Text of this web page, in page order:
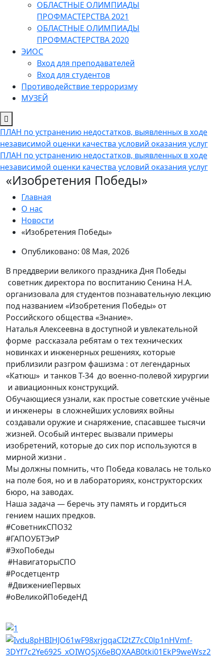
ОБЛАСТНЫЕ ОЛИМПИАДЫ
ПРОФМАСТЕРСТВА 2021
ОБЛАСТНЫЕ ОЛИМПИАДЫ
ПРОФМАСТЕРСТВА 2020
ЭИОС
Вход для преподавателей
Вход для студентов
Противодействие терроризму
МУЗЕЙ
ПЛАН по устранению недостатков, выявленных в ходе
независимой оценки качества условий оказания услуг
ПЛАН по устранению недостатков, выявленных в ходе
независимой оценки качества условий оказания услуг
«Изобретения Победы»
Главная
О нас
Новости
«Изобретения Победы»
Опубликовано: 08 Мая, 2026
В преддверии великого праздника Дня Победы
советник директора по воспитанию Сенина Н.А.
организовала для студентов познавательную лекцию
под названием «Изобретения Победы» от
Российского общества «Знание».
Наталья Алексеевна в доступной и увлекательной
форме рассказала ребятам о тех технических
новинках и инженерных решениях, которые
приблизили разгром фашизма : от легендарных
«Катюш» и танков Т-34 до военно-полевой хирургии
и авиационных конструкций.
Обучающиеся узнали, как простые советские учёные
и инженеры в сложнейших условиях войны
создавали оружие и снаряжение, спасавшее тысячи
жизней. Особый интерес вызвали примеры
изобретений, которые до сих пор используются в
мирной жизни .
Мы должны помнить, что Победа ковалась не только
на поле боя, но и в лабораториях, конструкторских
бюро, на заводах.
Наша задача — беречь эту память и гордиться
гением наших предков.
#СоветникСПО32
#ГАПОУБТЭиР
#ЭхоПобеды
#НавигаторыСПО
#Росдетцентр
#ДвижениеПервых
#оВеликойПобедеНД